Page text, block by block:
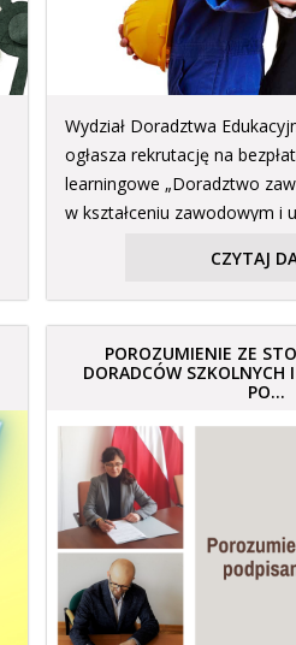
Wydział Doradztwa
ogłasza rekrutację na
learningowe „Doradztwo
w kształceniu zawodowym i
CZYTAJ
POROZUMIENIE ZE
DORADCÓW SZKOLNYCH
PO...